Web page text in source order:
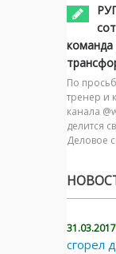
По
тренер и
канала
делится
Деловое
31.03.2017
сгорел